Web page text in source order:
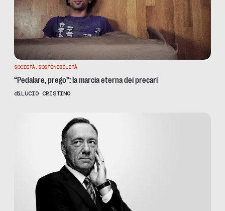
SOCIETÀ, SOSTENIBILITÀ
“Pedalare, prego”: la marcia eterna dei precari
diLUCIO CRISTINO